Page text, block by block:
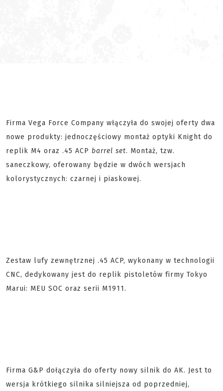
Firma Vega Force Company włączyła do swojej oferty dwa
nowe produkty: jednoczęściowy montaż optyki Knight do
replik M4 oraz .45 ACP barrel set. Montaż, tzw.
saneczkowy, oferowany będzie w dwóch wersjach
kolorystycznych: czarnej i piaskowej.
Zestaw lufy zewnętrznej .45 ACP, wykonany w technologii
CNC, dedykowany jest do replik pistoletów firmy Tokyo
Marui: MEU SOC oraz serii M1911.
Firma G&P dołączyła do oferty nowy silnik do AK. Jest to
wersja krótkiego silnika silniejsza od poprzedniej,